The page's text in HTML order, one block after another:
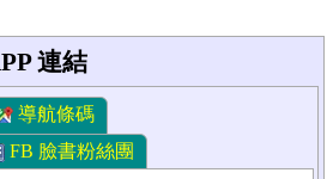
連結
FB 臉書粉絲團
導航條碼